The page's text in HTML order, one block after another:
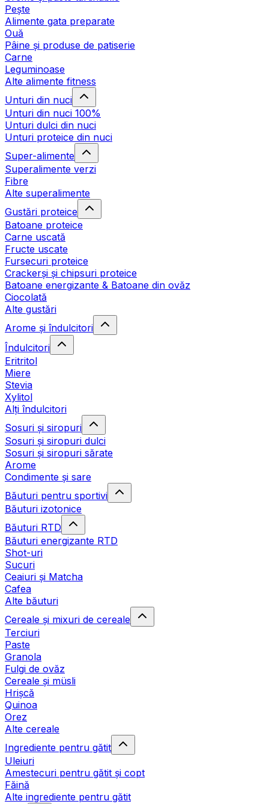
Pește
Alimente gata preparate
Ouă
Pâine și produse de patiserie
Carne
Leguminoase
Alte alimente fitness
Unturi din nuci
Unturi din nuci 100%
Unturi dulci din nuci
Unturi proteice din nuci
Super-alimente
Superalimente verzi
Fibre
Alte superalimente
Gustări proteice
Batoane proteice
Carne uscată
Fructe uscate
Fursecuri proteice
Crackerși și chipsuri proteice
Batoane energizante & Batoane din ovăz
Ciocolată
Alte gustări
Arome și îndulcitori
Îndulcitori
Eritritol
Miere
Stevia
Xylitol
Alți îndulcitori
Sosuri și siropuri
Sosuri și siropuri dulci
Sosuri și siropuri sărate
Arome
Condimente și sare
Băuturi pentru sportivi
Băuturi izotonice
Băuturi RTD
Băuturi energizante RTD
Shot-uri
Sucuri
Ceaiuri și Matcha
Cafea
Alte băuturi
Cereale și mixuri de cereale
Terciuri
Paste
Granola
Fulgi de ovăz
Cereale și müsli
Hrișcă
Quinoa
Orez
Alte cereale
Ingrediente pentru gătit
Uleiuri
Amestecuri pentru gătit și copt
Făină
Alte ingrediente pentru gătit